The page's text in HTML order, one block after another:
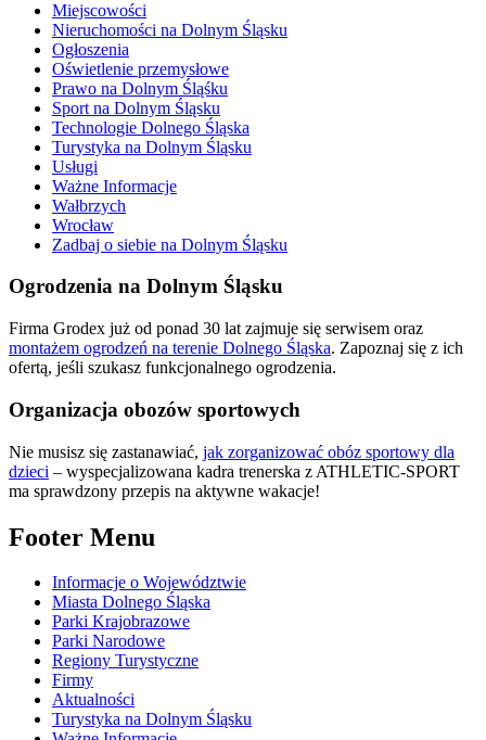
Miejscowości
Nieruchomości na Dolnym Śląsku
Ogłoszenia
Oświetlenie przemysłowe
Prawo na Dolnym Śląśku
Sport na Dolnym Śląsku
Technologie Dolnego Śląska
Turystyka na Dolnym Śląsku
Usługi
Ważne Informacje
Wałbrzych
Wrocław
Zadbaj o siebie na Dolnym Śląsku
Ogrodzenia na Dolnym Śląsku
Firma Grodex już od ponad 30 lat zajmuje się serwisem oraz
montażem ogrodzeń na terenie Dolnego Śląska. Zapoznaj się z ich
ofertą, jeśli szukasz funkcjonalnego ogrodzenia.
Organizacja obozów sportowych
Nie musisz się zastanawiać, jak zorganizować obóz sportowy dla
dzieci – wyspecjalizowana kadra trenerska z ATHLETIC-SPORT
ma sprawdzony przepis na aktywne wakacje!
Footer Menu
Informacje o Województwie
Miasta Dolnego Śląska
Parki Krajobrazowe
Parki Narodowe
Regiony Turystyczne
Firmy
Aktualności
Turystyka na Dolnym Śląsku